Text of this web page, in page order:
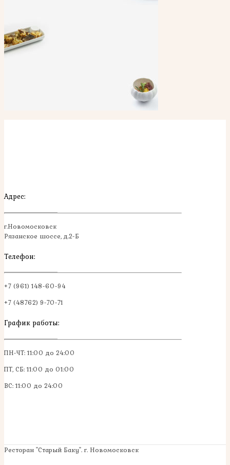
Адрес:
г.Новомосковск
Рязанское шоссе, д.2-Б
Телефон:
+7 (961) 148-60-94
+7 (48762) 9-70-71
График работы:
ПН-ЧТ: 11:00 до 24:00
ПТ, СБ: 11:00 до 01:00
ВС: 11:00 до 24:00
Ресторан "Старый Баку". г. Новомосковск